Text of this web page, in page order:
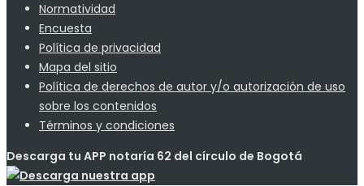
Normatividad
Encuesta
Política de privacidad
Mapa del sitio
Política de derechos de autor y/o autorización de uso
sobre los contenidos
Términos y condiciones
Descarga tu APP notaría 62 del círculo de Bogotá